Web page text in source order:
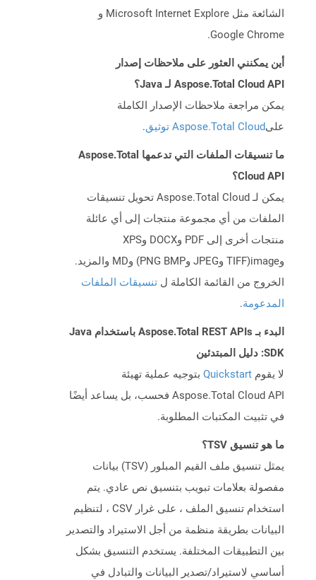
الشائعة مثل Microsoft Internet Explore و
Google Chrome.
أين يمكنني العثور على ملاحظات إصدار
Aspose.Total Cloud API لـ Java؟
يمكن مراجعة ملاحظات الإصدار الكاملة
علىAspose.Total Cloud توثيق .
ما تنسيقات الملفات التي تدعمها Aspose.Total
Cloud API؟
يمكن لـ Aspose.Total Cloud تحويل تنسيقات
الملفات من أي مجموعة منتجات إلى أي عائلة
منتجات أخرى إلى PDF وDOCX وXPS
وimage(TIFF وJPEG وPNG BMP) وMD والمزيد.
الخروج من القائمة الكاملة ل تنسيقات الملفات
المدعومة.
البدء بـ Aspose.Total REST APIs باستخدام Java
SDK: دليل المبتدئين
لا يقوم Quickstart بتوجيه عملية تهيئة
Aspose.Total Cloud API فحسب، بل يساعد أيضًا
في تثبيت المكتبات المطلوبة.
ما هو تنسيق TSV؟
يمثل تنسيق ملف القيم المبلور (TSV) بيانات
مفصولة بعلامات تبويب بتنسيق نص عادي. يتم
استخدام تنسيق الملف ، على غرار CSV ، لتنظيم
البيانات بطريقة منظمة من أجل الاستيراد والتصدير
بين التطبيقات المختلفة. يستخدم التنسيق بشكل
أساسي لاستيراد/تصدير البيانات والتبادل في